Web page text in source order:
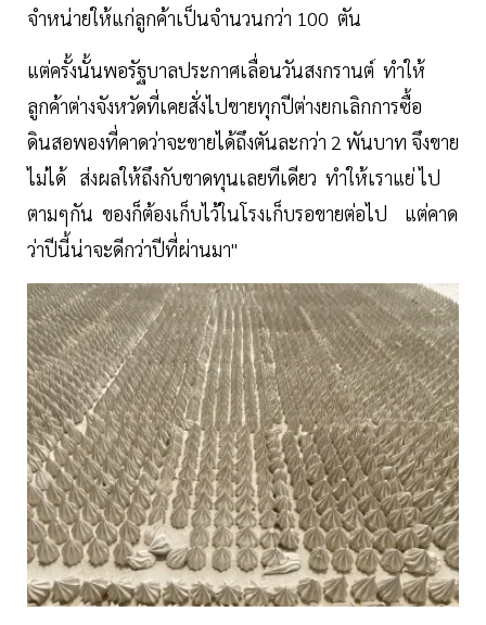
จำหน่ายให้แก่ลูกค้าเป็นจำนวนกว่า 100 ตัน
แต่ครั้งนั้นพอรัฐบาลประกาศเลื่อนวันสงกรานต์ ทำให้
ลูกค้าต่างจังหวัดที่เคยสั่งไปขายทุกปีต่างยกเลิกการซื้อ
ดินสอพองที่คาดว่าจะขายได้ถึงตันละกว่า 2 พันบาท จึงขาย
ไม่ได้ ส่งผลให้ถึงกับขาดทุนเลยทีเดียว ทำให้เราแย่ ไป
ตามๆกัน ของก็ต้องเก็บไว้ในโรงเก็บรอขายต่อไป แต่คาด
ว่าปีนี้น่าจะดีกว่าปีที่ผ่านมา"